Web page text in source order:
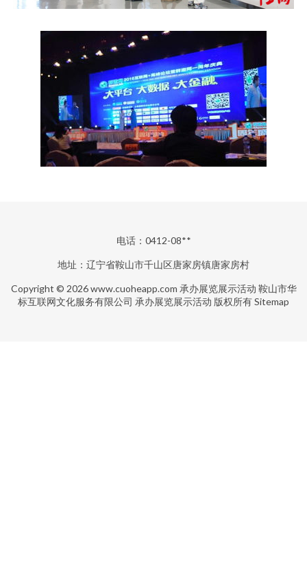
电话：0412-08**
地址：辽宁省鞍山市千山区唐家房镇唐家房村
Copyright © 2026www.cuoheapp.com 承办展览展示活动 鞍山市华
标互联网文化服务有限公司 承办展览展示活动 版权所有Sitemap